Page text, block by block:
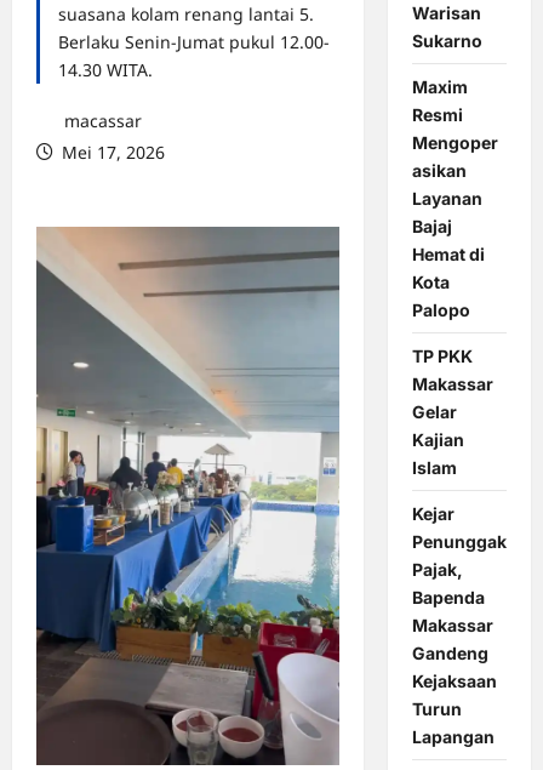
suasana kolam renang lantai 5.
Berlaku Senin-Jumat pukul 12.00-
14.30 WITA.
macassar
Mei 17, 2026
Warisan
Sukarno
Maxim
Resmi
Mengoper
asikan
Layanan
Bajaj
Hemat di
Kota
Palopo
TP PKK
Makassar
Gelar
Kajian
Islam
Kejar
Penunggak
Pajak,
Bapenda
Makassar
Gandeng
Kejaksaan
Turun
Lapangan